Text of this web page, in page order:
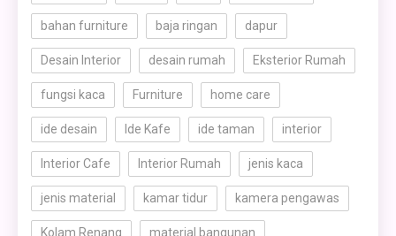
bahan furniture baja ringan dapur
Desain Interior desain rumah Eksterior Rumah
fungsi kaca Furniture home care
ide desain Ide Kafe ide taman interior
Interior Cafe Interior Rumah jenis kaca
jenis material kamar tidur kamera pengawas
Kolam Renang material bangunan